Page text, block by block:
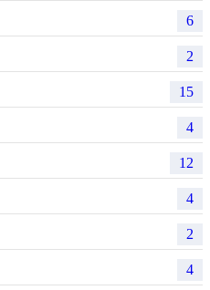
6
2
15
4
12
4
2
4